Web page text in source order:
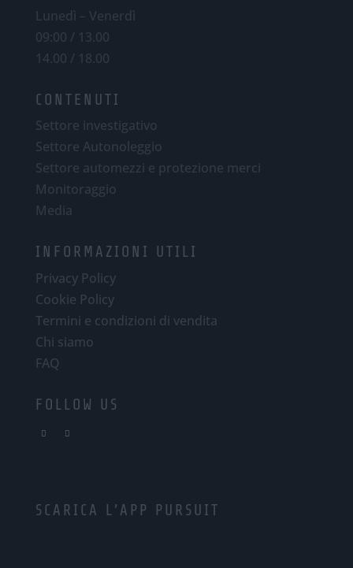
Lunedì – Venerdì
09:00 / 13.00
14.00 / 18.00
CONTENUTI
Settore investigativo
Settore Autonoleggio
Settore automezzi e protezione merci
Monitoraggio
Media
INFORMAZIONI UTILI
Privacy Policy
Cookie Policy
Termini e condizioni di vendita
Chi siamo
FAQ
FOLLOW US
SCARICA L’APP PURSUIT